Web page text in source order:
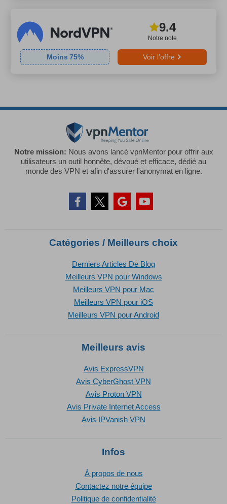
Notre note
9.4
Moins 75% Voir l’offre
Notre mission: Nous avons lancé vpnMentor pour offrir aux
utilisateurs un outil honnête, dévoué et efficace, dédié au
monde des VPN et afin d'assurer l'anonymat en ligne.
Catégories / Meilleurs choix
Derniers Articles De Blog
Meilleurs VPN pour Windows
Meilleurs VPN pour Mac
Meilleurs VPN pour iOS
Meilleurs VPN pour Android
Meilleurs avis
Avis ExpressVPN
Avis CyberGhost VPN
Avis Proton VPN
Avis Private Internet Access
Avis IPVanish VPN
Infos
À propos de nous
Contactez notre équipe
Politique de confidentialité